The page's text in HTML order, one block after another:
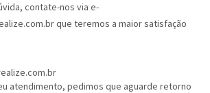
contate-nos via e-
que teremos a maior satisfação
atendimento, pedimos que aguarde retorno